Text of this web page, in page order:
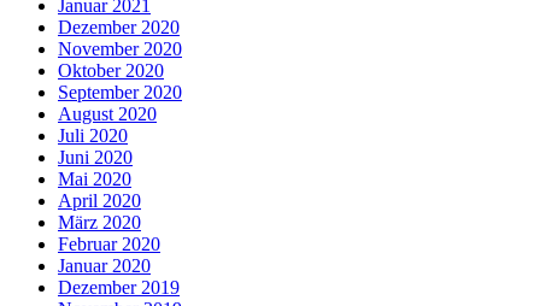
Januar 2021
Dezember 2020
November 2020
Oktober 2020
September 2020
August 2020
Juli 2020
Juni 2020
Mai 2020
April 2020
März 2020
Februar 2020
Januar 2020
Dezember 2019